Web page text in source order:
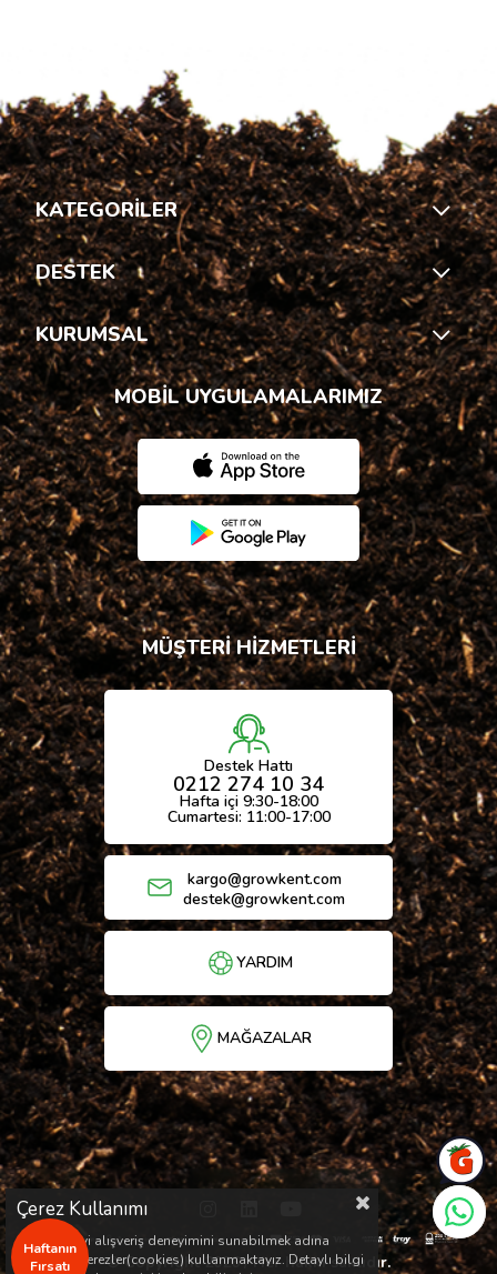
KATEGORİLER
DESTEK
KURUMSAL
MOBİL UYGULAMALARIMIZ
MÜŞTERİ HİZMETLERİ
Destek Hattı
0212 274 10 34
Hafta içi 9:30-18:00
Cumartesi: 11:00-17:00
kargo@growkent.com
destek@growkent.com
YARDIM
MAĞAZALAR
Haftanın
Fırsatı
© Copyright 2026 / Her hakkı saklıdır.
Çerez Kullanımı
Sizlere en iyi alışveriş deneyimini sunabilmek adına
sitemizde çerezler(cookies) kullanmaktayız. Detaylı bilgi